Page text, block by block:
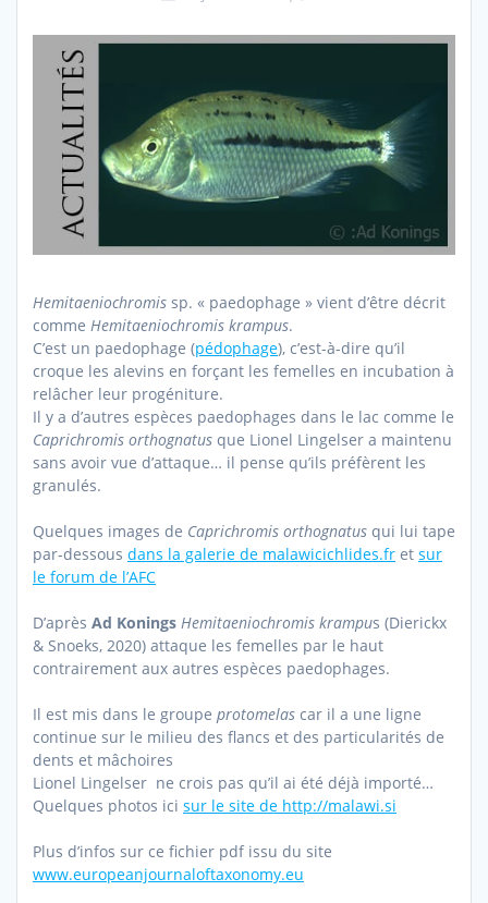
Hemitaeniochromis sp. « paedophage » vient d’être décrit
comme Hemitaeniochromis krampus.
C’est un paedophage (pédophage), c’est-à-dire qu’il
croque les alevins en forçant les femelles en incubation à
relâcher leur progéniture.
Il y a d’autres espèces paedophages dans le lac comme le
Caprichromis orthognatus que Lionel Lingelser a maintenu
sans avoir vue d’attaque… il pense qu’ils préfèrent les
granulés.
Quelques images de Caprichromis orthognatus qui lui tape
par-dessous dans la galerie de malawicichlides.fr et sur
le forum de l’AFC
D’après Ad Konings Hemitaeniochromis krampus (Dierickx
& Snoeks, 2020) attaque les femelles par le haut
contrairement aux autres espèces paedophages.
Il est mis dans le groupe protomelas car il a une ligne
continue sur le milieu des flancs et des particularités de
dents et mâchoires
Lionel Lingelser ne crois pas qu’il ai été déjà importé…
Quelques photos ici sur le site de http://malawi.si
Plus d’infos sur ce fichier pdf issu du site
www.europeanjournaloftaxonomy.eu